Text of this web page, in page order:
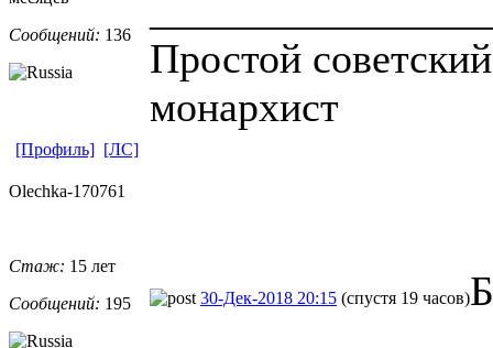
Сообщений: 136
Простой
монархист
[Профиль] [ЛС]
Olechka-1707​61
Стаж: 15 лет
Сообщений: 195 30-Дек-2018 20:15 (спустя 19 часов)